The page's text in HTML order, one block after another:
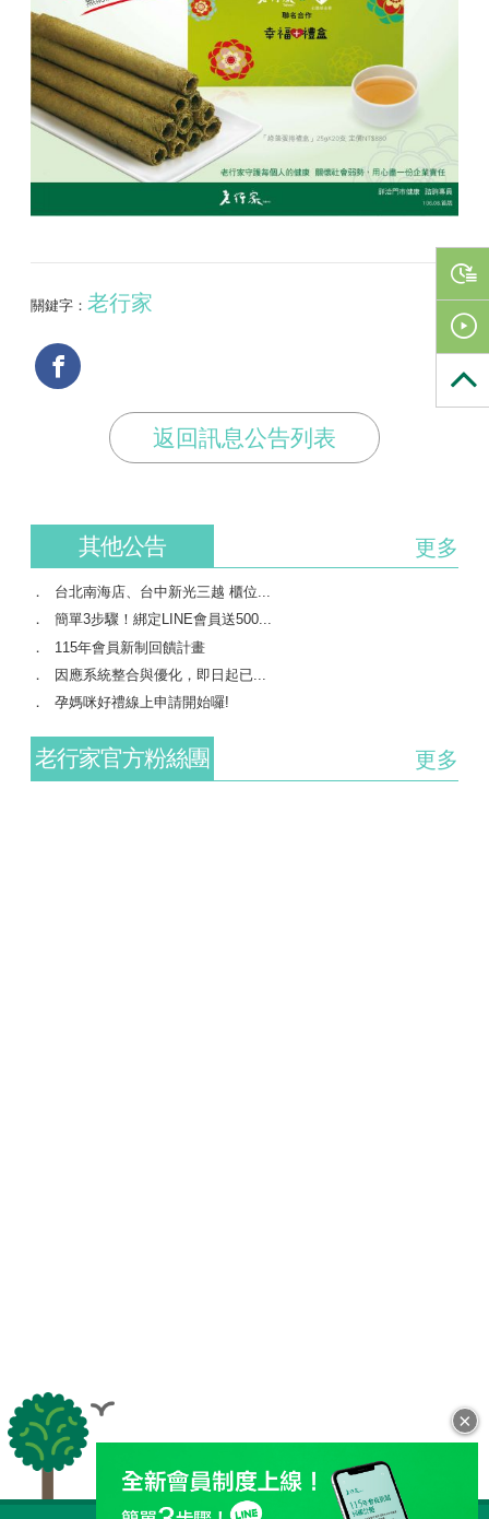
關鍵字： 老行家
返回訊息公告列表
其他公告 更多
台北南海店、台中新光三越 櫃位...
簡單3步驟！綁定LINE會員送500...
115年會員新制回饋計畫
因應系統整合與優化，即日起已...
孕媽咪好禮線上申請開始囉!
老行家官方粉絲團 更多
全站導覽
×